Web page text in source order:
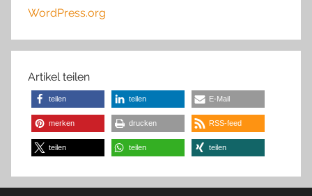
WordPress.org
Artikel teilen
teilen teilen E-Mail
merken drucken RSS-feed
teilen teilen teilen